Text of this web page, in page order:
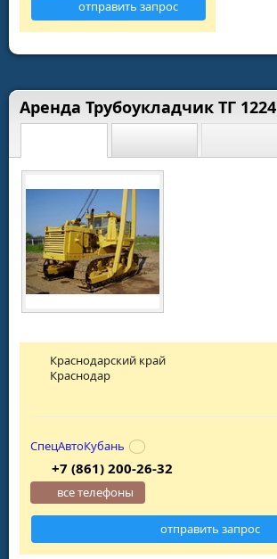
отправить запрос
Аренда Трубоукладчик ТГ 1224
Краснодарский край
Краснодар
СпецАвтоКубань
+7 (861) 200-26-32
все телефоны
отправить запрос